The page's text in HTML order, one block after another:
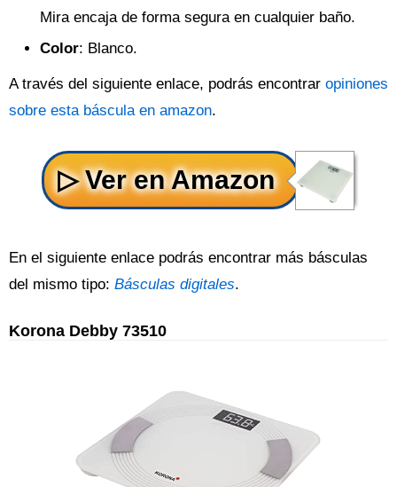
Mira encaja de forma segura en cualquier baño.
Color: Blanco.
A través del siguiente enlace, podrás encontrar opiniones
sobre esta báscula en amazon.
En el siguiente enlace podrás encontrar más básculas
del mismo tipo: Básculas digitales.
Korona Debby 73510